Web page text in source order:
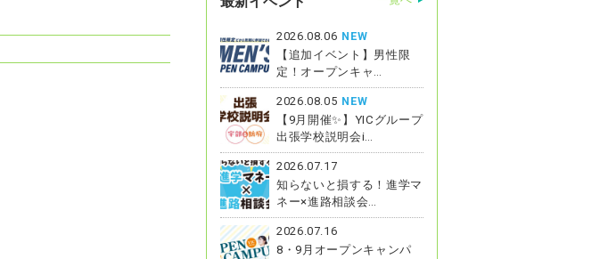
2026.08.06 NEW
【追加イベント】男性限
定！オープンキャ…
2026.08.05 NEW
【9月開催✨】YICグループ
出張学校説明会i…
2026.07.17
知らないと損する！進学マ
ネー×進路相談会…
2026.07.16
8・9月オープンキャンパ